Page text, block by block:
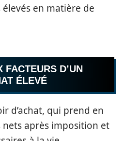
en matière de
FACTEURS D’UN
ÉLEVÉ
d’achat, qui prend en
nets après imposition et